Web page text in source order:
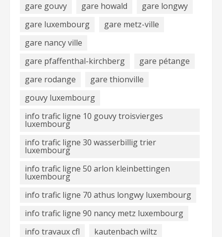
gare gouvy
gare howald
gare longwy
gare luxembourg
gare metz-ville
gare nancy ville
gare pfaffenthal-kirchberg
gare pétange
gare rodange
gare thionville
gouvy luxembourg
info trafic ligne 10 gouvy troisvierges
luxembourg
info trafic ligne 30 wasserbillig trier
luxembourg
info trafic ligne 50 arlon kleinbettingen
luxembourg
info trafic ligne 70 athus longwy luxembourg
info trafic ligne 90 nancy metz luxembourg
info travaux cfl
kautenbach wiltz